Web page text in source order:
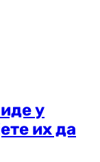
у
их да